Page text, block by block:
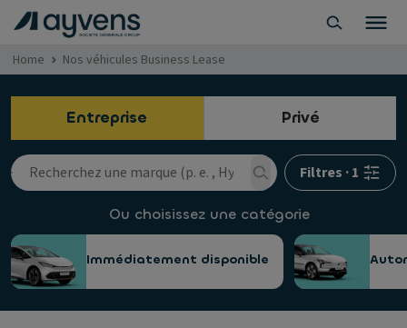
Home Nos véhicules Business Lease
Entreprise Privé
Filtres ·1
Ou choisissez une catégorie
Immédiatement disponible